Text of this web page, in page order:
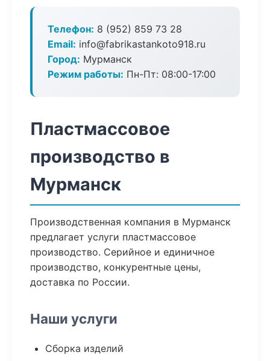
Телефон: 8 (952) 859 73 28
Email: info@fabrikastankoto918.ru
Город: Мурманск
Режим работы: Пн-Пт: 08:00-17:00
Пластмассовое
производство в
Мурманск
Производственная компания в Мурманск
предлагает услуги пластмассовое
производство. Серийное и единичное
производство, конкурентные цены,
доставка по России.
Наши услуги
Сборка изделий